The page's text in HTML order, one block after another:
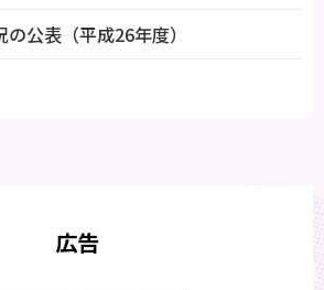
公表（平成26年度）
広告